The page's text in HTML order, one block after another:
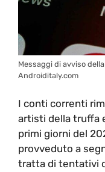
Messaggi di avviso
Androiditaly.com
I conti correnti
artisti della truffa
primi giorni del
provveduto a
tratta di tentativi